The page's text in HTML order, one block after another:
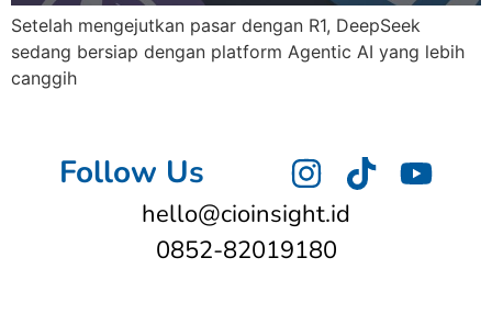
Setelah mengejutkan pasar dengan R1, DeepSeek
sedang bersiap dengan platform Agentic AI yang lebih
canggih
Follow Us
hello@cioinsight.id
0852-82019180